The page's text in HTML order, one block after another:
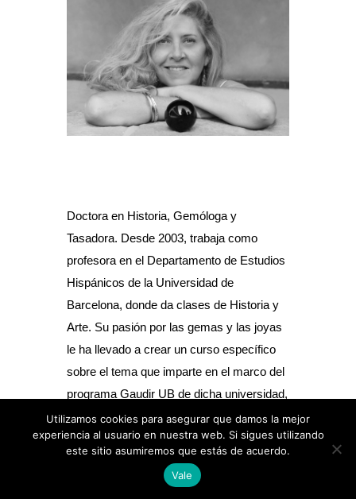
Doctora en Historia, Gemóloga y
Tasadora. Desde 2003, trabaja como
profesora en el Departamento de Estudios
Hispánicos de la Universidad de
Barcelona, donde da clases de Historia y
Arte. Su pasión por las gemas y las joyas
le ha llevado a crear un curso específico
sobre el tema que imparte en el marco del
programa Gaudir UB de dicha universidad,
así como a especializarse en el
simbolismo de la joyería grecorromana.
Además, colabora como traductora y
redactora en varias editoriales, empresas
Utilizamos cookies para asegurar que damos la mejor
experiencia al usuario en nuestra web. Si sigues utilizando
este sitio asumiremos que estás de acuerdo.
Vale